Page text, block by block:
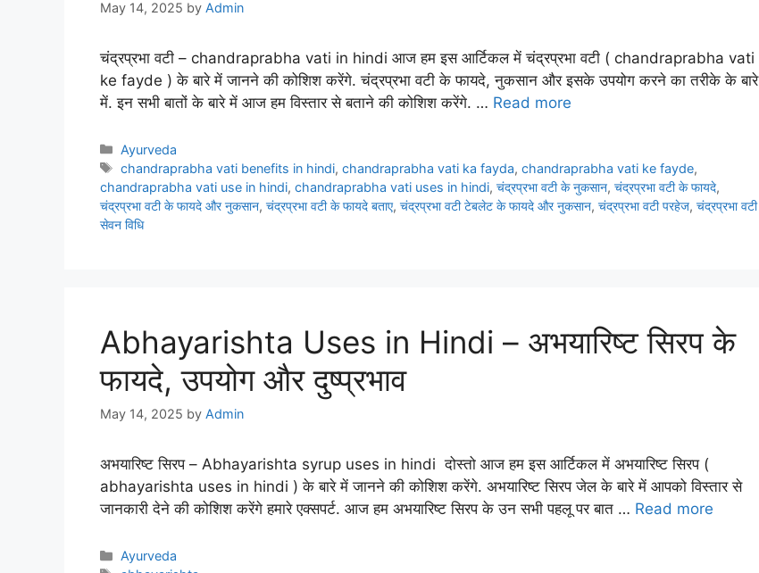
May 14, 2025 by Admin
चंद्रप्रभा वटी – chandraprabha vati in hindi आज हम इस आर्टिकल में चंद्रप्रभा वटी ( chandraprabha vati
ke fayde ) के बारे में जानने की कोशिश करेंगे. चंद्रप्रभा वटी के फायदे, नुकसान और इसके उपयोग करने का तरीके के बारे
में. इन सभी बातों के बारे में आज हम विस्तार से बताने की कोशिश करेंगे. … Read more
Categories
Ayurveda
Tags
chandraprabha vati benefits in hindi,chandraprabha vati ka fayda,chandraprabha vati ke fayde,
chandraprabha vati use in hindi, chandraprabha vati uses in hindi, चंद्रप्रभा वटी के नुकसान, चंद्रप्रभा वटी के फायदे,
चंद्रप्रभा वटी के फायदे और नुकसान, चंद्रप्रभा वटी के फायदे बताए, चंद्रप्रभा वटी टेबलेट के फायदे और नुकसान, चंद्रप्रभा वटी परहेज, चंद्रप्रभा वटी
सेवन विधि
Abhayarishta Uses in Hindi – अभयारिष्ट सिरप के
फायदे, उपयोग और दुष्प्रभाव
May 14, 2025 by Admin
अभयारिष्ट सिरप – Abhayarishta syrup uses in hindi दोस्तो आज हम इस आर्टिकल में अभयारिष्ट सिरप (
abhayarishta uses in hindi ) के बारे में जानने की कोशिश करेंगे. अभयारिष्ट सिरप जेल के बारे में आपको विस्तार से
जानकारी देने की कोशिश करेंगे हमारे एक्सपर्ट. आज हम अभयारिष्ट सिरप के उन सभी पहलू पर बात … Read more
Categories
Ayurveda